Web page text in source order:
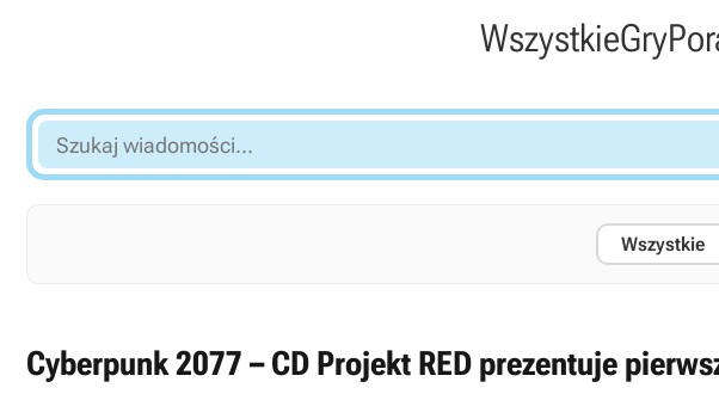
WszystkieGry
Szukaj
wiadomości...
Cyberpunk 2077 – CD Projekt RED prezentuje